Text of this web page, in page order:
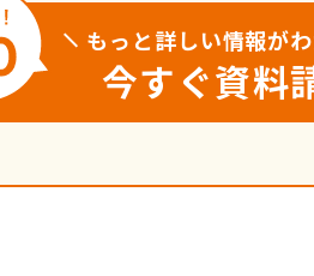
もっと詳しい情報がわ
今すぐ資料